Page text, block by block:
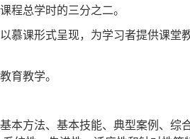
程总学时的三分之二。
慕课形式呈现，为学习者提供课堂教
育教学。